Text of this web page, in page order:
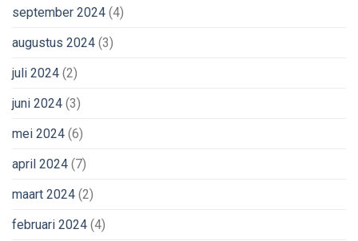
september 2024 (4)
augustus 2024 (3)
juli 2024 (2)
juni 2024 (3)
mei 2024 (6)
april 2024 (7)
maart 2024 (2)
februari 2024 (4)